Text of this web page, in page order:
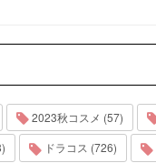
2023秋コスメ (57)
ドラコス (726)